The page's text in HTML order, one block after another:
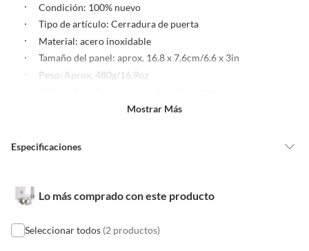
electrónica, por ejemplo, cupones de experiencia o programas
para el computador.
Productos a pedido o confeccionados a medida.
Productos que han sido informados como imperfectos, usados,
reparados, abiertos, de segunda selección, remanufacturados o
Pinturas de un color a solicitud.
De uso personal.
Condición: 100% nuevo
Tipo de artículo: Cerradura de puerta
Material: acero inoxidable
Tamaño del panel: aprox. 16.8 x 7.6cm/6.6 x 3in
Peso: Aprox. 480g/16.9oz
puertas interiores, etc.Mostrar Más
Especificaciones
Condicion del
producto
Lo más comprado con este producto
Seleccionar todos (2 productos)